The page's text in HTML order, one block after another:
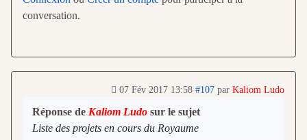
conversation.
07 Fév 2017 13:58 #107 par Kaliom Ludo
Réponse de Kaliom Ludo sur le sujet
Liste des projets en cours du Royaume